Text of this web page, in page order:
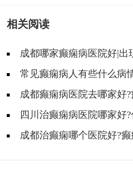
相关阅读
成都哪家癫痫病医院好|出
病吗?常见癫痫病人有些什么病
成都癫痫病医院去哪家好
有什么?
四川治癫痫病医院哪家好
眠性癫痫?
成都治癫痫哪个医院好?